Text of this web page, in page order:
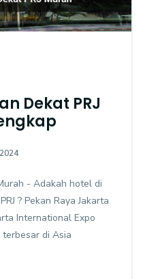
Dekat PRJ
- Adakah hotel di
? Pekan Raya Jakarta
International Expo
di Asia